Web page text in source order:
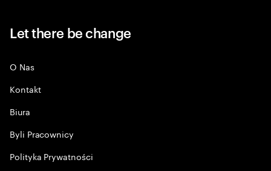
Let there be change
O Nas
Kontakt
Biura
Byli Pracownicy
Polityka Prywatności